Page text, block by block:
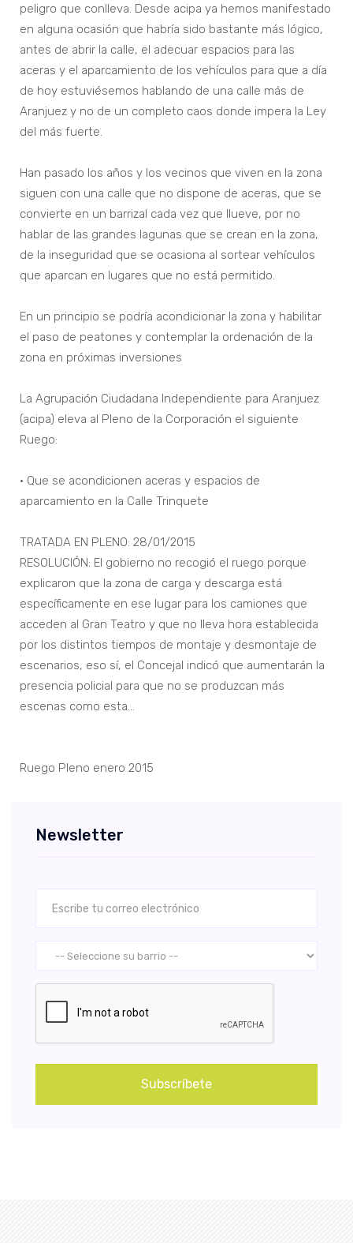
peligro que conlleva. Desde acipa ya hemos manifestado
en alguna ocasión que habría sido bastante más lógico,
antes de abrir la calle, el adecuar espacios para las
aceras y el aparcamiento de los vehículos para que a día
de hoy estuviésemos hablando de una calle más de
Aranjuez y no de un completo caos donde impera la Ley
del más fuerte.
Han pasado los años y los vecinos que viven en la zona
siguen con una calle que no dispone de aceras, que se
convierte en un barrizal cada vez que llueve, por no
hablar de las grandes lagunas que se crean en la zona,
de la inseguridad que se ocasiona al sortear vehículos
que aparcan en lugares que no está permitido.
En un principio se podría acondicionar la zona y habilitar
el paso de peatones y contemplar la ordenación de la
zona en próximas inversiones
La Agrupación Ciudadana Independiente para Aranjuez
(acipa) eleva al Pleno de la Corporación el siguiente
Ruego:
• Que se acondicionen aceras y espacios de
aparcamiento en la Calle Trinquete
TRATADA EN PLENO: 28/01/2015
RESOLUCIÓN: El gobierno no recogió el ruego porque
explicaron que la zona de carga y descarga está
específicamente en ese lugar para los camiones que
acceden al Gran Teatro y que no lleva hora establecida
por los distintos tiempos de montaje y desmontaje de
escenarios, eso sí, el Concejal indicó que aumentarán la
presencia policial para que no se produzcan más
escenas como esta…
Ruego Pleno enero 2015
Newsletter
Subscríbete